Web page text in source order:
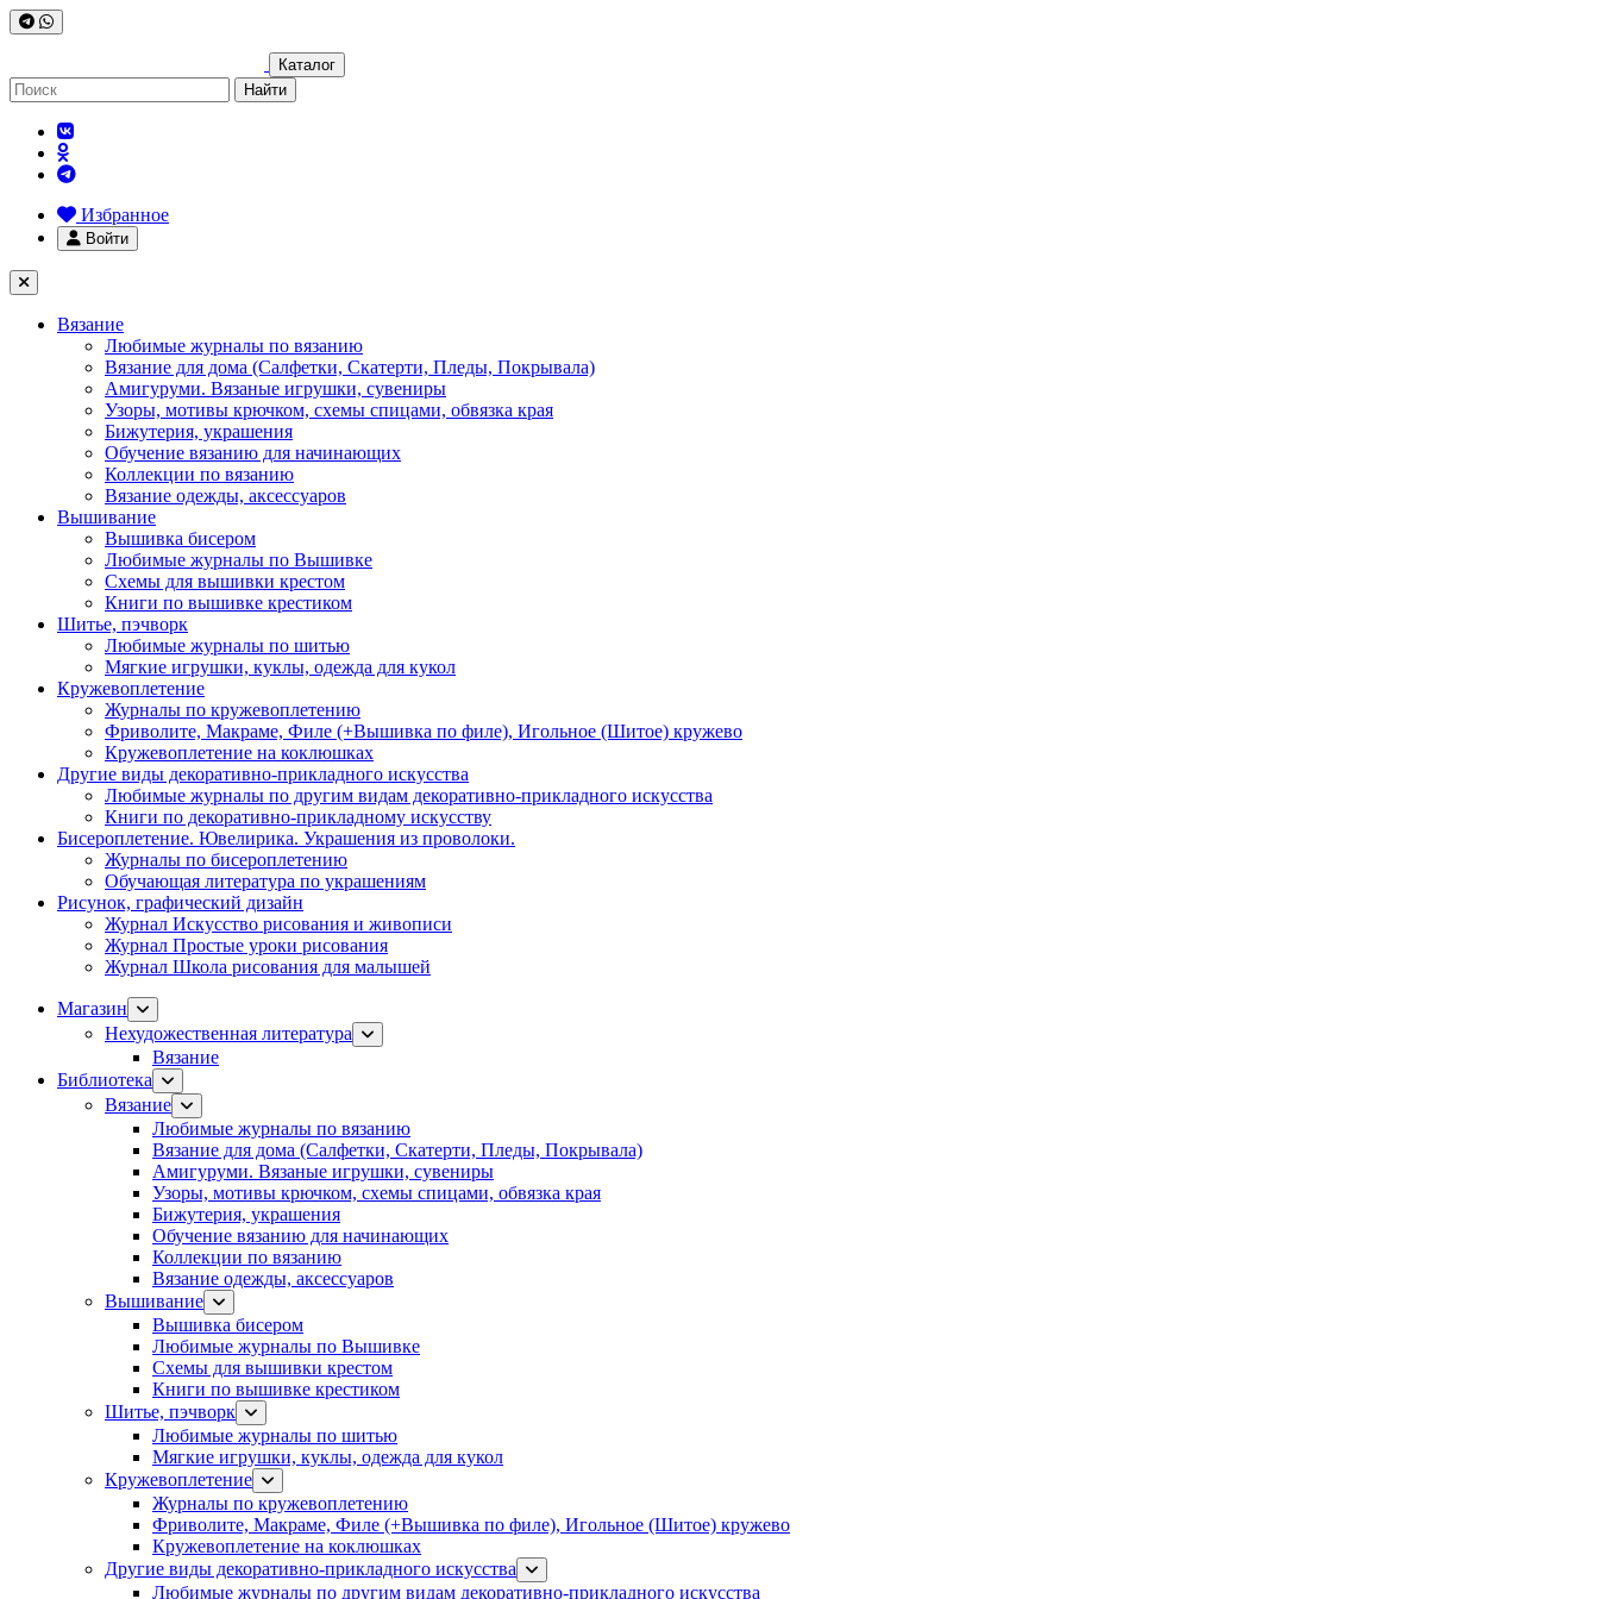
Каталог
Найти
Избранное
Войти
Вязание
Любимые журналы по вязанию
Вязание для дома (Салфетки, Скатерти, Пледы, Покрывала)
Амигуруми. Вязаные игрушки, сувениры
Узоры, мотивы крючком, схемы спицами, обвязка края
Бижутерия, украшения
Обучение вязанию для начинающих
Коллекции по вязанию
Вязание одежды, аксессуаров
Вышивание
Вышивка бисером
Любимые журналы по Вышивке
Схемы для вышивки крестом
Книги по вышивке крестиком
Шитье, пэчворк
Любимые журналы по шитью
Мягкие игрушки, куклы, одежда для кукол
Кружевоплетение
Журналы по кружевоплетению
Фриволите, Макраме, Филе (+Вышивка по филе), Игольное (Шитое) кружево
Кружевоплетение на коклюшках
Другие виды декоративно-прикладного искусства
Любимые журналы по другим видам декоративно-прикладного искусства
Книги по декоративно-прикладному искусству
Бисероплетение. Ювелирика. Украшения из проволоки.
Журналы по бисероплетению
Обучающая литература по украшениям
Рисунок, графический дизайн
Журнал Искусство рисования и живописи
Журнал Простые уроки рисования
Журнал Школа рисования для малышей
Магазин
Нехудожественная литература
Вязание
Библиотека
Вязание
Любимые журналы по вязанию
Вязание для дома (Салфетки, Скатерти, Пледы, Покрывала)
Амигуруми. Вязаные игрушки, сувениры
Узоры, мотивы крючком, схемы спицами, обвязка края
Бижутерия, украшения
Обучение вязанию для начинающих
Коллекции по вязанию
Вязание одежды, аксессуаров
Вышивание
Вышивка бисером
Любимые журналы по Вышивке
Схемы для вышивки крестом
Книги по вышивке крестиком
Шитье, пэчворк
Любимые журналы по шитью
Мягкие игрушки, куклы, одежда для кукол
Кружевоплетение
Журналы по кружевоплетению
Фриволите, Макраме, Филе (+Вышивка по филе), Игольное (Шитое) кружево
Кружевоплетение на коклюшках
Другие виды декоративно-прикладного искусства
Любимые журналы по другим видам декоративно-прикладного искусства